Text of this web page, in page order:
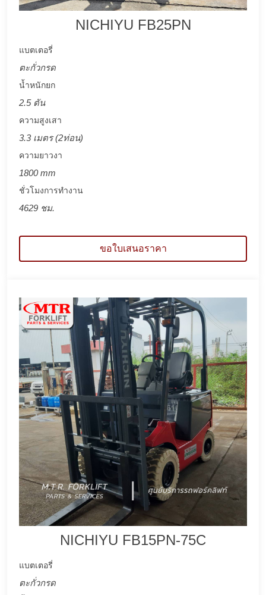
NICHIYU FB25PN
แบตเตอรี่
ตะกั่วกรด
น้ำหนักยก
2.5 ตัน
ความสูงเสา
3.3 เมตร (2ท่อน)
ความยาวงา
1800 mm
ชั่วโมงการทำงาน
4629 ชม.
ขอใบเสนอราคา
NICHIYU FB15PN-75C
แบตเตอรี่
ตะกั่วกรด